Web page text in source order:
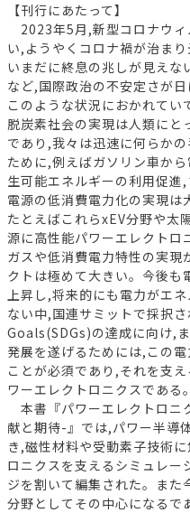
【刊行にあたって】
2023年5月,新型コロナウィ
い,ようやくコロナ禍が治ま
いまだに終息の兆しが見えな
など,国際政治の不安定さが
このような状況におかれてい
脱炭素社会の実現は人類にと
であり,我々は迅速に何らか
ために,例えばガソリン車か
生可能エネルギーの利用促
電源の低消費電力化の実現は
たとえばこれらxEV分野や太
源に高性能パワーエレクトロ
ガスや低消費電力特性の実
クトは極めて大きい。今後も
上昇し,将来的にも電力がエ
ない中,国連サミットで採
Goals(SDGs)の達成に向け,
発展を遂げるためには,この
ことが必須であり,それを支
ワーエレクトロニクスである。
本書『パワーエレクトロニ
献と期待-』では,パワー半導
き,磁性材料や受動素子技術
ロニクスを支えるシミュレー
ジを割いて編集された。また
分野としてその中心になるで